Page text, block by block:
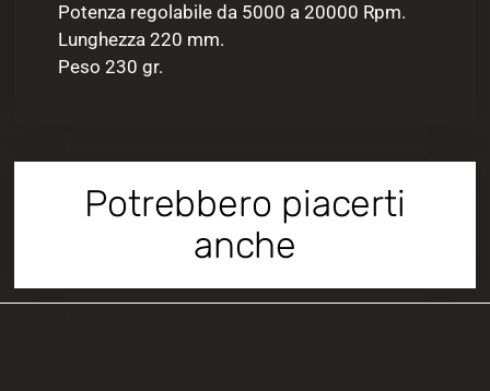
Potenza regolabile da 5000 a 20000 Rpm.
Lunghezza 220 mm.
Peso 230 gr.
Potrebbero piacerti
anche